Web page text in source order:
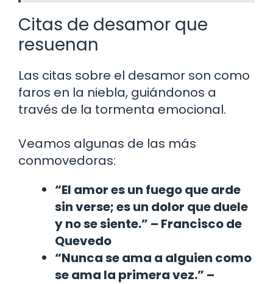
Citas de desamor que
resuenan
Las citas sobre el desamor son como
faros en la niebla, guiándonos a
través de la tormenta emocional.
Veamos algunas de las más
conmovedoras:
“El amor es un fuego que arde
sin verse; es un dolor que duele
y no se siente.” – Francisco de
Quevedo
“Nunca se ama a alguien como
se ama la primera vez.” –